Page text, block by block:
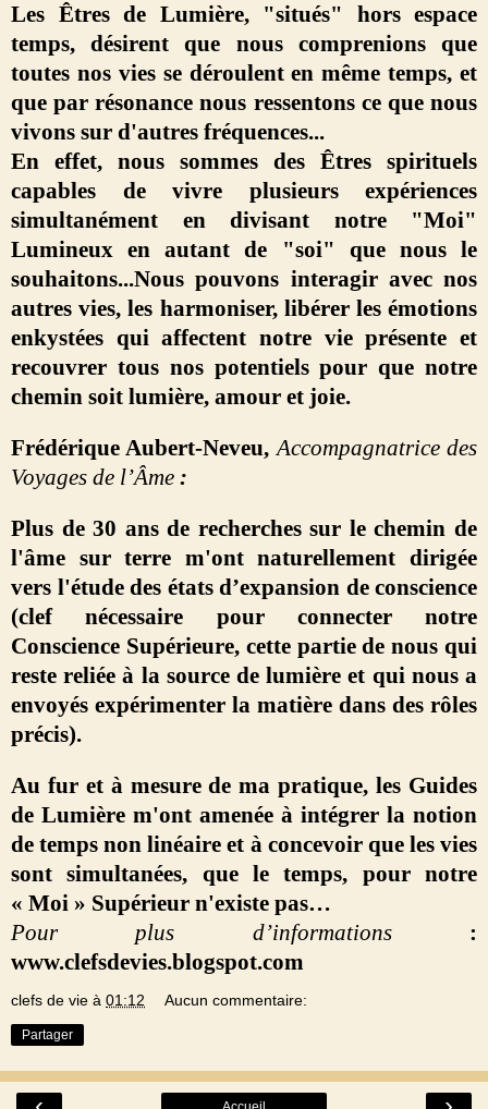
Les Êtres de Lumière, "situés" hors espace
temps, désirent que nous comprenions que
toutes nos vies se déroulent en même temps, et
que par résonance nous ressentons ce que nous
vivons sur d'autres fréquences...
En effet, nous sommes des Êtres spirituels
capables de vivre plusieurs expériences
simultanément en divisant notre "Moi"
Lumineux en autant de "soi" que nous le
souhaitons...Nous pouvons interagir avec nos
autres vies, les harmoniser, libérer les émotions
enkystées qui affectent notre vie présente et
recouvrer tous nos potentiels pour que notre
chemin soit lumière, amour et joie.
Frédérique Aubert-Neveu,Accompagnatrice des
Voyages de l’Âme :
Plus de 30 ans de recherches sur le chemin de
l'âme sur terre m'ont naturellement dirigée
vers l'étude des états d’expansion de conscience
(clef nécessaire pour connecter notre
Conscience Supérieure, cette partie de nous qui
reste reliée à la source de lumière et qui nous a
envoyés expérimenter la matière dans des rôles
précis).
Au fur et à mesure de ma pratique, les Guides
de Lumière m'ont amenée à intégrer la notion
de temps non linéaire et à concevoir que les vies
sont simultanées, que le temps, pour notre
« Moi » Supérieur n'existe pas…
Pour plus d’informations
:
www.clefsdevies.blogspot.com
clefs de vie à 01:12 Aucun commentaire:
Partager